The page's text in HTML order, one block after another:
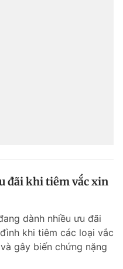
đãi khi tiêm vắc xin
dành nhiều ưu đãi
khi tiêm các loại vắc
gây biến chứng nặng